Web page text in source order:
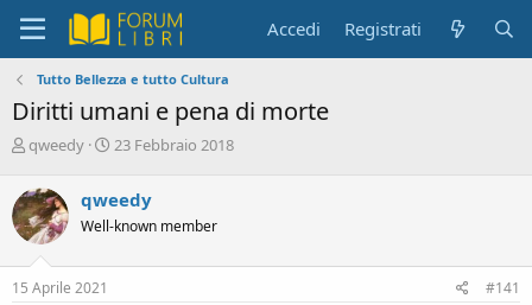
Accedi Registrati
Tutto Bellezza e tutto Cultura
Diritti umani e pena di morte
C
e
a
t
o
r
e
qweedy
D
a
d
i
23 Febbraio 2018
qweedy
Well-known member
15 Aprile 2021 #141